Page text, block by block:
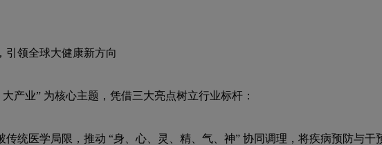
引领全球大健康新方向
产业” 为核心主题，凭借三大亮点树立行业标杆：
统医学局限，推动 “身、心、灵、精、气、神” 协同调理，将疾病预防与干